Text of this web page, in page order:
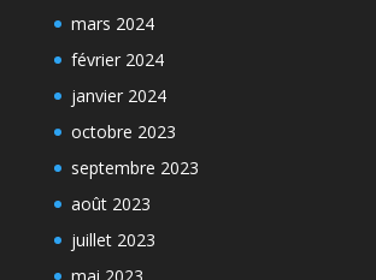
mars 2024
février 2024
janvier 2024
octobre 2023
septembre 2023
août 2023
juillet 2023